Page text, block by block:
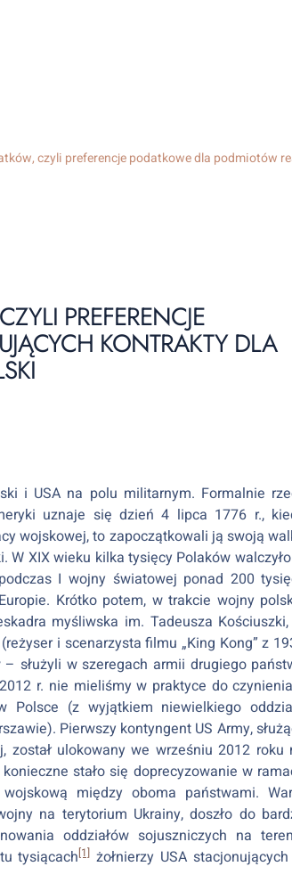
czyli preferencje podatkowe dla podmiotów
PREFERENCJE
KONTRAKTY DLA
i USA na polu militarnym. Formalnie
uznaje się dzień 4 lipca 1776 r.,
wojskowej, to zapoczątkowali ją swoją
W XIX wieku kilka tysięcy Polaków
I wojny światowej ponad 200
Krótko potem, w trakcie wojny
myśliwska im. Tadeusza
i scenarzysta filmu „King Kong” z
służyli w szeregach armii drugiego
r. nie mieliśmy w praktyce do
Polsce (z wyjątkiem niewielkiego
Pierwszy kontyngent US Army,
został ulokowany we wrześniu 2012 roku
stało się doprecyzowanie w
między oboma państwami.
na terytorium Ukrainy, doszło do
oddziałów sojuszniczych na
tysiącach[1] żołnierzy USA